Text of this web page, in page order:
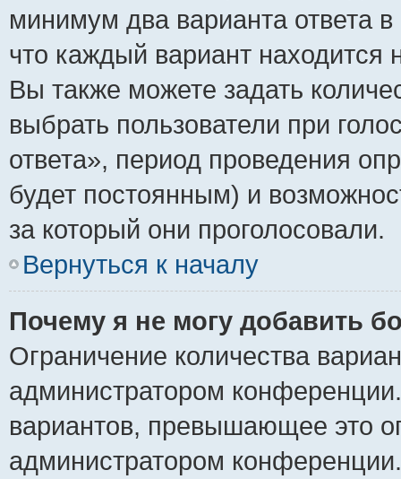
минимум два варианта ответа
что каждый вариант находится
Вы также можете задать
выбрать пользователи при
ответа», период проведения
будет постоянным) и
за который они проголосовали.
Вернуться к началу
Почему я не могу добавить
Ограничение количества
администратором
вариантов, превышающее это
администратором конференции.